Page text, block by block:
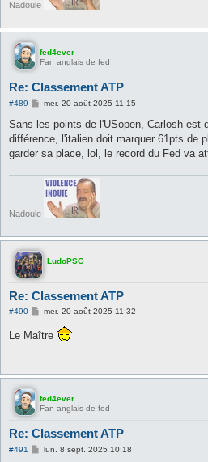
Nadoule
fed4ever
Fan anglais de fed
Re: Classement ATP
#489
M
s
a
g
mer. 20 août 2025 11:15
Sans les points de l'USopen, Carlosh est
différence, l'italien doit marquer 61pts de
garder sa place, lol, le record du Fed va
Nadoule
LudoPSG
Re: Classement ATP
#490
M
s
s
mer. 20 août 2025 11:32
Le Maître
fed4ever
Fan anglais de fed
Re: Classement ATP
#491
Mlun. 8 sept. 2025 10:18